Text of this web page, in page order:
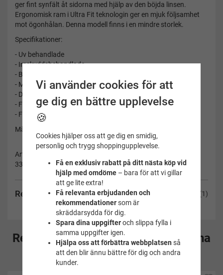
Recensioner (1)
ger fint synfält åt sidorna med hjälp av den böjda linsen.
Ergonomisk ram i Ultra Fit teknologin ger en mjuk följsamhet
mot ögonhålan. Denna modell finns i en mindre storlek.
Specifikationer:
- Uv behandlade
- Imskyddsbehandlade
- Böjd lins
- Manuell justering av silikonbandet
- Dubbla silikonband
- Färg bågen: vit/svart/röd
- Färg linsen: blå
Märke: Zoggs
Artikelnummer:
336863
Rekommenderade tillbehör till denna
produkt
Vi använder cookies för att
ge dig en bättre upplevelse
🍪
Cookies hjälper oss att ge dig en smidig,
personlig och trygg shoppingupplevelse.
Få en exklusiv rabatt på ditt nästa köp vid
hjälp med omdöme– bara för att vi gillar
att ge lite extra!
Få relevanta erbjudanden och
rekommendationersom är
skräddarsydda för dig.
Spara dina uppgifteroch slippa fylla i
samma uppgifter igen.
Hjälpa oss att förbättra webbplatsen så
att den blir ännu bättre för dig och andra
kunder.